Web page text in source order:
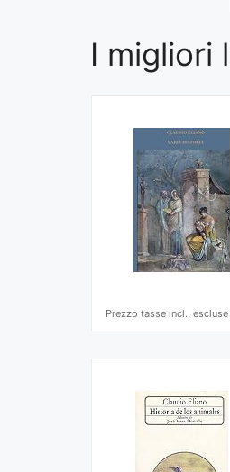
I migliori
Prezzo tasse incl.,